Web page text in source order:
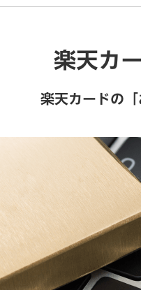
楽天カ
楽天カードの